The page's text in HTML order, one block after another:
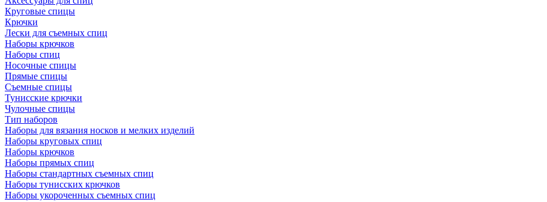
Круговые спицы
Крючки
Лески для съемных спиц
Наборы крючков
Наборы спиц
Носочные спицы
Прямые спицы
Съемные спицы
Тунисские крючки
Чулочные спицы
Тип наборов
Наборы для вязания носков и мелких изделий
Наборы круговых спиц
Наборы крючков
Наборы прямых спиц
Наборы стандартных съемных спиц
Наборы тунисских крючков
Наборы укороченных съемных спиц